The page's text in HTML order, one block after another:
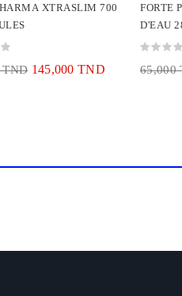
XTRASLIM 700
TND 145,000 TND
FORTE
D'EAU
65,000